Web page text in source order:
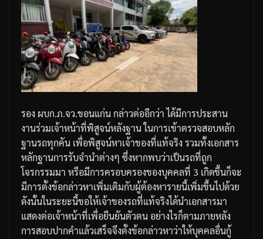
รอง ผบก.ภ.จว.ขอนแก่นกล่าวต่ออีกว่า ได้มีการประสาน
งานร่วมเจ้าหน้าที่พิสูจน์หลังฐานในการเข้าตรวจสอบหลัก
ฐานรถทุกคัน เพื่อพิสูจน์หาเจ้าของที่แท้จริง รวมทั้งเอกสาร
หลักฐานการรับจำนำต่างๆ ซึ่งหากพบว่าเป็นรถที่ถูก
โจรกรรมมา หรือมีการครอบครองของบุคคลที่ 3 เกิดขึ้นก็จะ
มีการตั้งข้อกล่าวหาเพิ่มเติมกับผู้ต้องหารายนี้เพิ่มขึ้นไปด้วย
ดังนั้นในระยะนี้ขอให้เจ้าของรถที่แท้จริงได้นำเอกสารมา
แสดงต่อเจ้าหน้าที่เพื่อยืนยันตัวตนอย่างไรก็ตามภายหลัง
การสอบปากคำแล้วเสร็จจึงตั้งข้อกล่าวหาว่าให้บุคคลอื่นกู้